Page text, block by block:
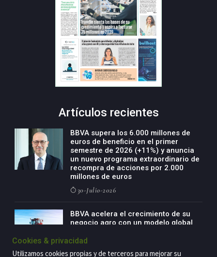
Artículos recientes
BBVA supera los 6.000 millones de
euros de beneficio en el primer
semestre de 2026 (+11%) y anuncia
un nuevo programa extraordinario de
recompra de acciones por 2.000
millones de euros
30-Julio-2026
BBVA acelera el crecimiento de su
negocio agro con un modelo global
países
29-Julio-2026
Cookies & privacidad
Utilizamos cookies propias y de terceros para mejorar su